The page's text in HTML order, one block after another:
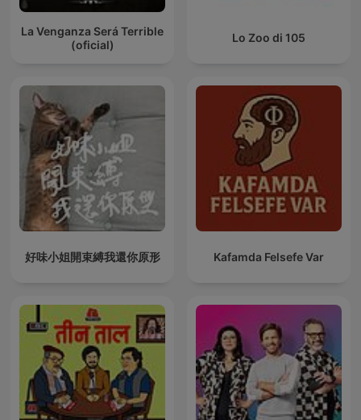
La Venganza Será Terrible
(oficial)
Lo Zoo di 105
好味小姐開束縛我還你原形 Kafamda Felsefe Var